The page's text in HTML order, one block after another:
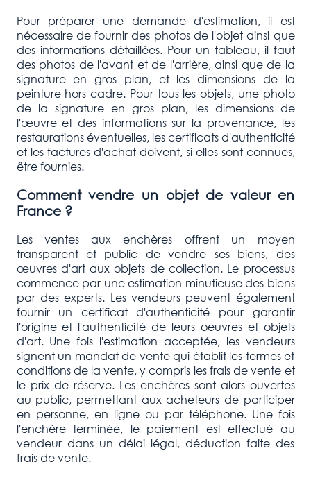
Pour préparer une demande d'estimation, il est
nécessaire de fournir des photos de l'objet ainsi que
des informations détaillées. Pour un tableau, il faut
des photos de l'avant et de l'arrière, ainsi que de la
signature en gros plan, et les dimensions de la
peinture hors cadre. Pour tous les objets, une photo
de la signature en gros plan, les dimensions de
l'œuvre et des informations sur la provenance, les
restaurations éventuelles, les certificats d'authenticité
et les factures d'achat doivent, si elles sont connues,
être fournies.
Comment vendre un objet de valeur en
France ?
Les ventes aux enchères offrent un moyen
transparent et public de vendre ses biens, des
œuvres d'art aux objets de collection. Le processus
commence par une estimation minutieuse des biens
par des experts. Les vendeurs peuvent également
fournir un certificat d'authenticité pour garantir
l'origine et l'authenticité de leurs oeuvres et objets
d'art. Une fois l'estimation acceptée, les vendeurs
signent un mandat de vente qui établit les termes et
conditions de la vente, y compris les frais de vente et
le prix de réserve. Les enchères sont alors ouvertes
au public, permettant aux acheteurs de participer
en personne, en ligne ou par téléphone. Une fois
l'enchère terminée, le paiement est effectué au
vendeur dans un délai légal, déduction faite des
frais de vente.